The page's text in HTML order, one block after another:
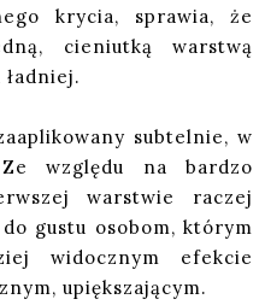
krycia, sprawia, że
cieniutką warstwą
subtelnie, w
względu na bardzo
warstwie raczej
gustu osobom, którym
widocznym efekcie
upiększającym.